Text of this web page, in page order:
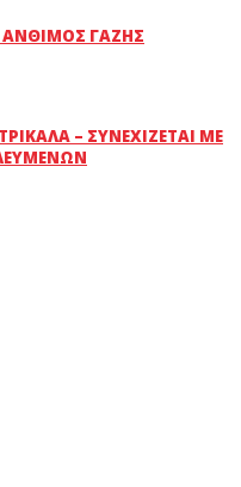
ΆΝΘΙΜΟΣ ΓΑΖΉΣ
– ΣΥΝΕΧΊΖΕΤΑΙ ΜΕ